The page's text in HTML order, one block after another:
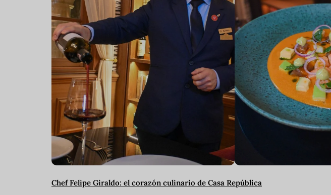
Chef Felipe Giraldo: el corazón culinario de Casa República